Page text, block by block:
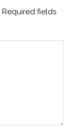
Required fields